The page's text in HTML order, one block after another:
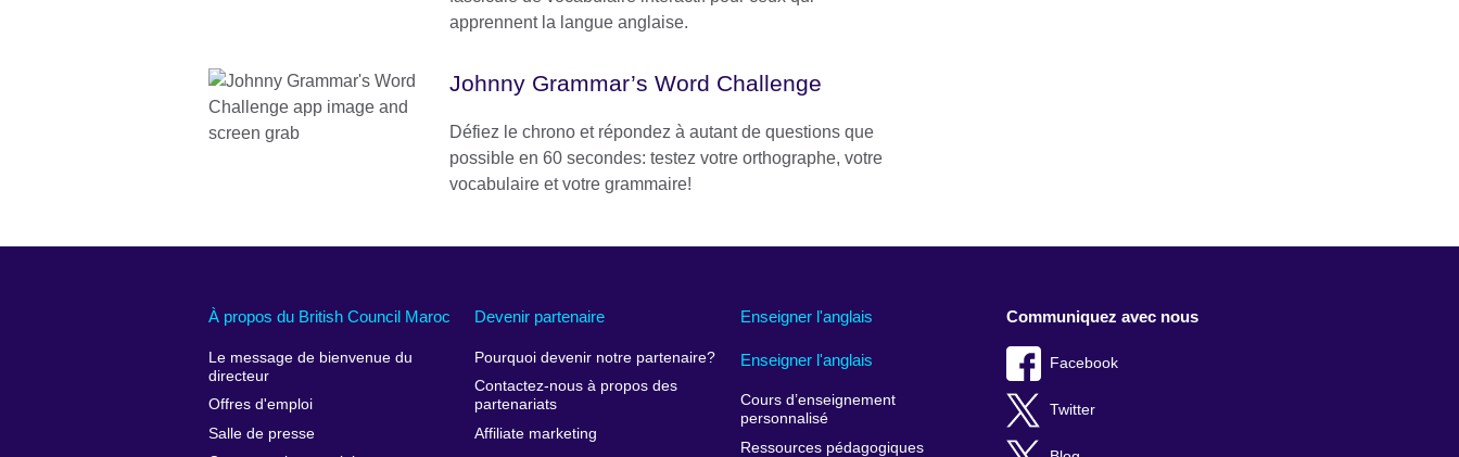
apprennent la langue anglaise.
Johnny Grammar’s Word Challenge
Défiez le chrono et répondez à autant de questions que
possible en 60 secondes: testez votre orthographe, votre
vocabulaire et votre grammaire!
À propos du British Council Maroc
Le message de bienvenue du
directeur
Offres d'emploi
Salle de presse
Devenir partenaire
Pourquoi devenir notre partenaire?
Contactez-nous à propos des
partenariats
Affiliate marketing
Enseigner l'anglais
Enseigner l'anglais
Cours d’enseignement
personnalisé
Ressources pédagogiques
Communiquez avec nous
Facebook
Twitter